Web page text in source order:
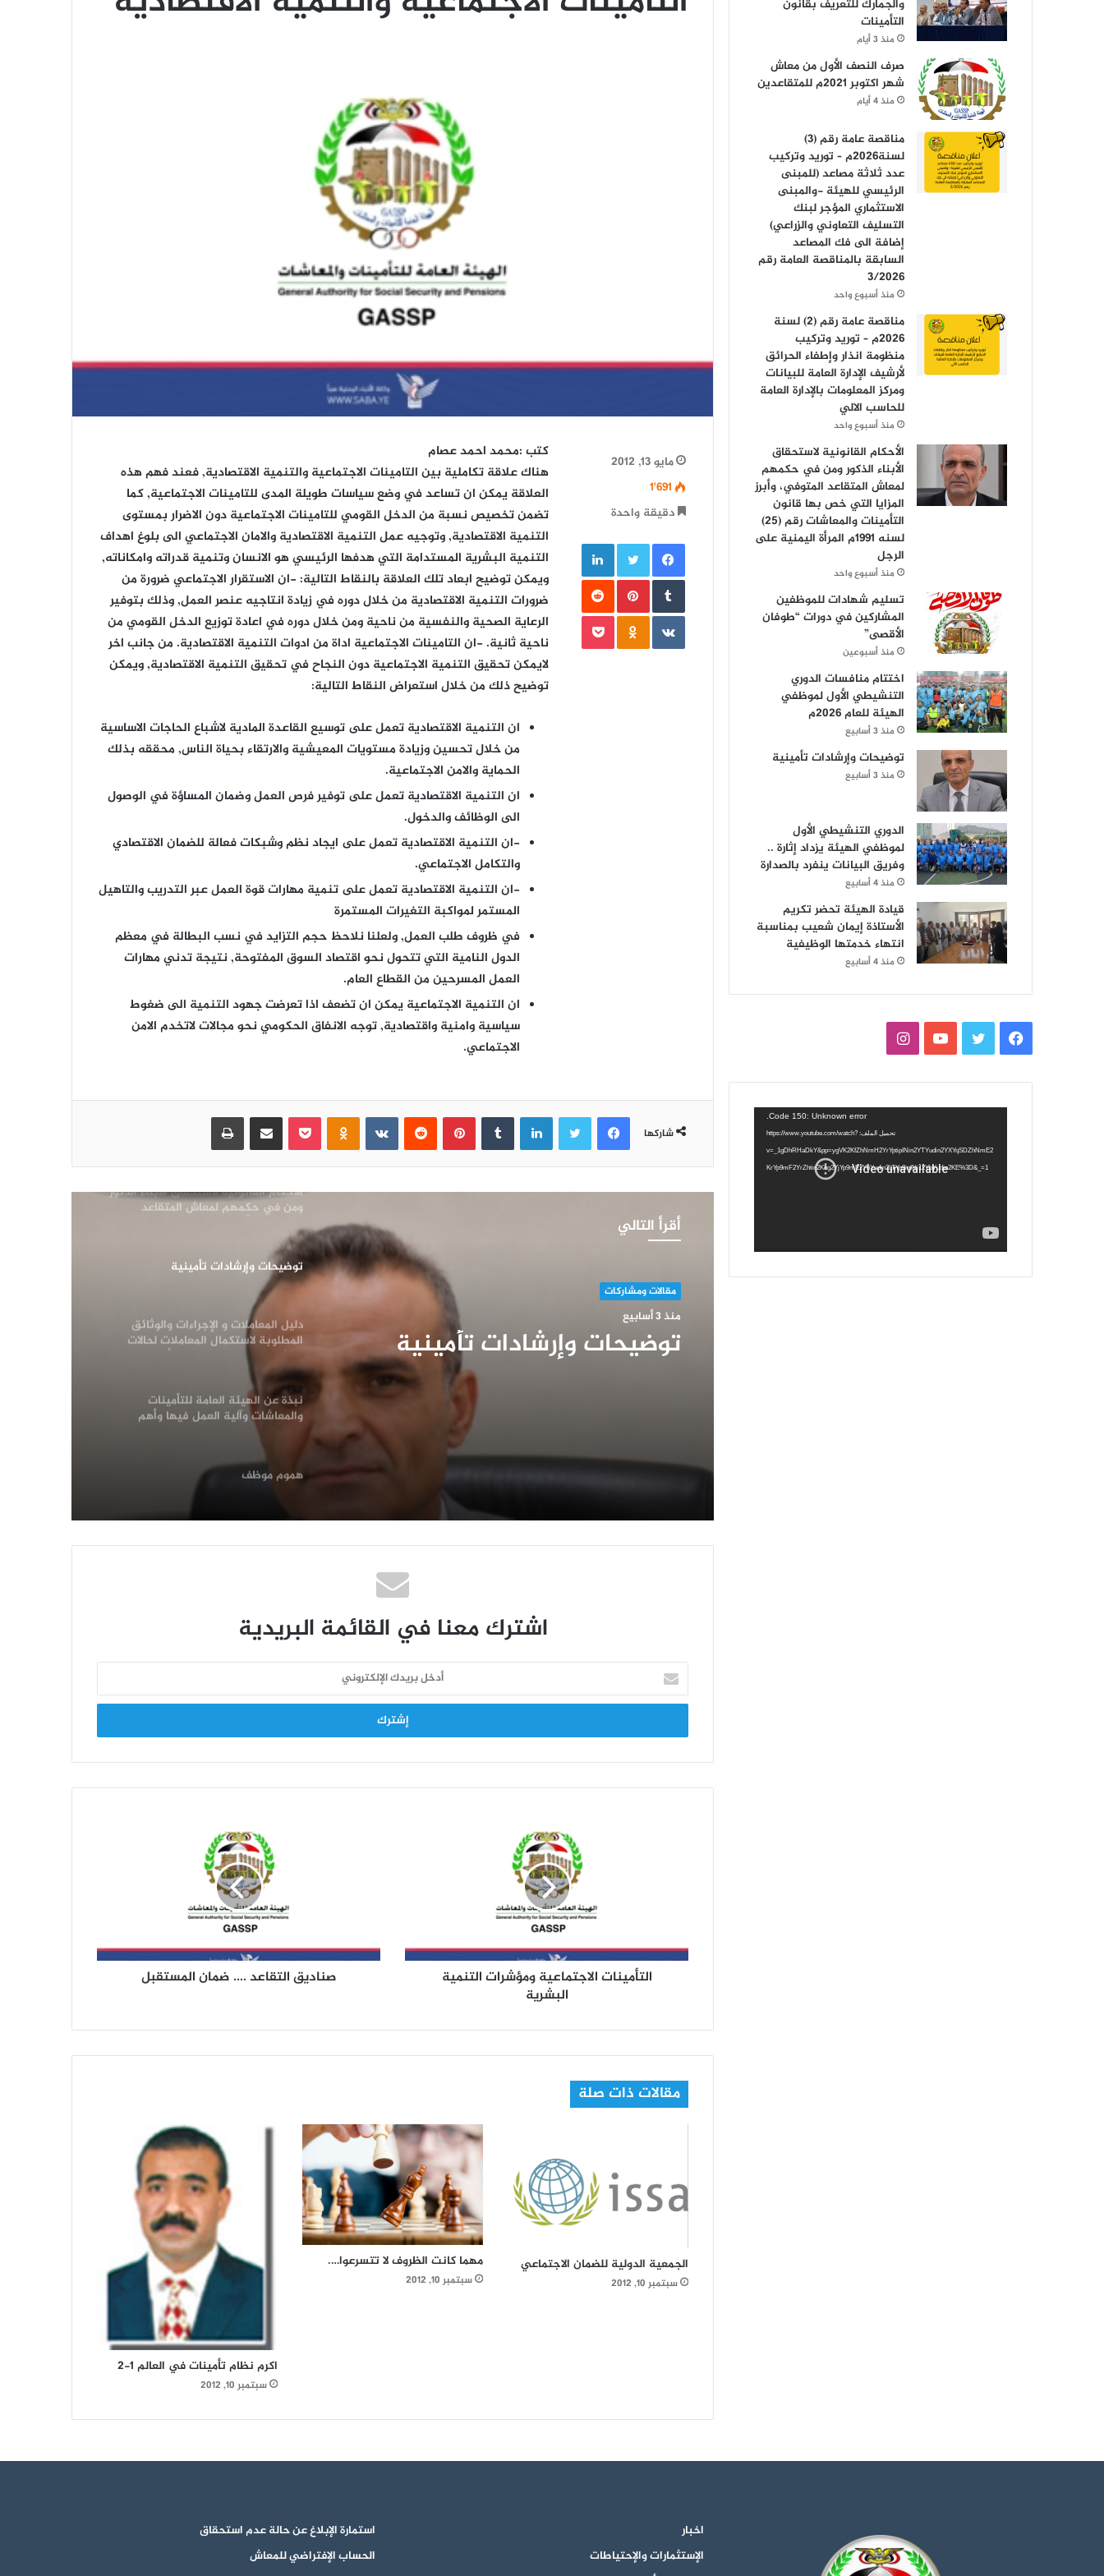
كتب :محمد احمد عصام
هناك علاقة تكاملية بين التامينات الاجتماعية والتنمية الاقتصادية, فعند فهم هذه
العلاقة يمكن ان تساعد في وضع سياسات طويلة المدى للتامينات الاجتماعية, كما
تضمن تخصيص نسبة من الدخل القومي للتامينات الاجتماعية دون الاضرار بمستوى
التنمية الاقتصادية, وتوجيه عمل التنمية الاقتصادية والامان الاجتماعي الى بلوغ اهداف
التنمية البشرية المستدامة التي هدفها الرئيسي هو الانسان وتنمية قدراته وامكاناته,
ويمكن توضيح ابعاد تلك العلاقة بالنقاط التالية: -ان الاستقرار الاجتماعي ضرورة من
ضرورات التنمية الاقتصادية من خلال دوره في زيادة انتاجيه عنصر العمل, وذلك بتوفير
الرعاية الصحية والنفسية من ناحية ومن خلال دوره في اعادة توزيع الدخل القومي من
ناحية ثانية. -ان التامينات الاجتماعية اداة من ادوات التنمية الاقتصادية. من جانب اخر
لايمكن تحقيق التنمية الاجتماعية دون النجاح في تحقيق التنمية الاقتصادية, ويمكن
توضيح ذلك من خلال استعراض النقاط التالية:
ان التنمية الاقتصادية تعمل على توسيع القاعدة المادية لاشباع الحاجات الاساسية
من خلال تحسين وزيادة مستويات المعيشية والارتقاء بحياة الناس, محققه بذلك
الحماية والامن الاجتماعية.
ان التنمية الاقتصادية تعمل على توفير فرص العمل وضمان المساؤة في الوصول
الى الوظائف والدخول.
-ان التنمية الاقتصادية تعمل على ايجاد نظم وشبكات فعالة للضمان الاقتصادي
والتكامل الاجتماعي.
-ان التنمية الاقتصادية تعمل على تنمية مهارات قوة العمل عبر التدريب والتاهيل
المستمر لمواكبة التغيرات المستمرة
في ظروف طلب العمل, ولعلنا نلاحظ حجم التزايد في نسب البطالة في معظم
الدول النامية التي تتحول نحو اقتصاد السوق المفتوحة, نتيجة تدني مهارات
العمل المسرحين من القطاع العام.
ان التنمية الاجتماعية يمكن ان تضعف اذا تعرضت جهود التنمية الى ضغوط
سياسية وامنية واقتصادية, توجه الانفاق الحكومي نحو مجالات لاتخدم الامن
الاجتماعي.
مايو 13, 2012
1٬691
دقيقة واحدة
فيسبوك تويتر
‏Tumblr
بينتيريست
‏VKontakte
Odnoklassniki
شاركها
فيسبوك لينكدإن بينتيريست بوكيت مشاركة عبر البريد
أقرأ التالي
مقالات ومشاركات
منذ 3 أسابيع
توضيحات وإرشادات تأمينية
الهم الاقتصادي وأثره في التنمية
كيف نتعامل مع المتقاعد ؟
التي تواجه الهيئة وفروعها
العجز والشيخوخة
الأحكام القانونية لاستحقاق الأبناء الذكور
ومن في حكمهم لمعاش المتقاعد
المرأة اليمنية على الرجل
توضيحات وإرشادات تأمينية
دليل المعاملات و الإجراءات والوثائق
المطلوبة لاستكمال المعاملات لحالات
الورثة في الهيئة العامة للتأمينات
والمعاشات ٠
نبذة عن الهيئة العامة للتأمينات
والمعاشات وآلية العمل فيها وأهم
الإنجازات التي تحققت خلال الفترة من عام
التأمينات والمعاشات .
هموم موظف
الاجتماعية..
تحصيل الاشتراكات التأمينية والصعوبات
تطور نظم التأمينات الاجتماعية
الأحكام القانونية لاستحقاق الأبناء الذكور
ومن في حكمهم لمعاش المتقاعد
المتوفي، وأبرز المزايا التي خص بها قانون
المرأة اليمنية على الرجل
توضيحات وإرشادات تأمينية
الورثة في الهيئة العامة للتأمينات
والمعاشات ٠
2018م حتى 2026م و شرح لبعض قوانين
التأمينات والمعاشات .
هموم موظف
اشترك معنا في القائمة البريدية
خ
ب
د
و
ن
التأمينات الاجتماعية ومؤشرات التنمية
البشرية
صناديق التقاعد .... ضمان المستقبل
مقالات ذات صلة
الجمعية الدولية للضمان الاجتماعي
سبتمبر 10, 2012
مهما كانت الظروف لا تتسرعوا….
سبتمبر 10, 2012
اكرم نظام تأمينات في العالم 1-2
سبتمبر 10, 2012
والجمارك للتعريف بقانون
التأمينات
منذ 3 أيام
صرف النصف الأول من معاش
شهر اكتوبر 2021م للمتقاعدين
منذ 4 أيام
مناقصة عامة رقم (3)
لسنة2026م – توريد وتركيب
عدد ثلاثة مصاعد (للمبنى
الرئيسي للهيئة -والمبنى
الاستثماري المؤجر لبنك
التسليف التعاوني والزراعي)
إضافة الى فك المصاعد
السابقة بالمناقصة العامة رقم
3/2026
منذ أسبوع واحد
مناقصة عامة رقم (2) لسنة
2026م – توريد وتركيب
منظومة انذار وإطفاء الحرائق
لأرشيف الإدارة العامة للبيانات
ومركز المعلومات بالإدارة العامة
للحاسب الالي
منذ أسبوع واحد
الأحكام القانونية لاستحقاق
الأبناء الذكور ومن في حكمهم
لمعاش المتقاعد المتوفي، وأبرز
المزايا التي خص بها قانون
التأمينات والمعاشات رقم (25)
لسنه 1991م المرأة اليمنية على
الرجل
منذ أسبوع واحد
تسليم شهادات للموظفين
المشاركين في دورات “طوفان
الأقصى”
منذ أسبوعين
اختتام منافسات الدوري
التنشيطي الأول لموظفي
الهيئة للعام 2026م
منذ 3 أسابيع
توضيحات وإرشادات تأمينية
منذ 3 أسابيع
الدوري التنشيطي الأول
لموظفي الهيئة يزداد إثارة ..
وفريق البيانات ينفرد بالصدارة
منذ 4 أسابيع
قيادة الهيئة تحضر تكريم
الأستاذة إيمان شعيب بمناسبة
انتهاء خدمتها الوظيفية
منذ 4 أسابيع
س
ي
ر
ت
و
س
ت
ق
Code 150: Unknown error.
تحميل الملف: https://www.youtube.com/watch?
v=_1gDhRHaDkY&pp=ygVK2KfZhNmH2YrYptipINin2YTYudin2YXYqSDZhNmE2
KrYp9mF2YrZhtin2Kog2YjYp9mE2YbYudin2LTYp9iqINi12YbYudin2KE%3D&_=1
اخبار
الإستثمارات والإحتياطات
استمارة الإبلاغ عن حالة عدم استحقاق
الحساب الإفتراضي للمعاش